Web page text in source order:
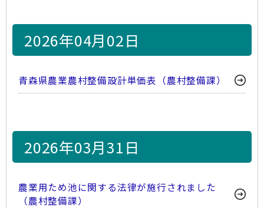
2026年04月02日
青森県農業農村整備設計単価表（農村整備課）
2026年03月31日
農業用ため池に関する法律が施行されました
（農村整備課）